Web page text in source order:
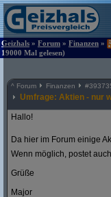
Geizhals » Forum » Finanzen »
19000 Mal gelesen)
^ Forum Finanzen #
Umfrage: Aktien - nur
Hallo!
Da hier im Forum einige
Wenn möglich, postet
Grüße
Major